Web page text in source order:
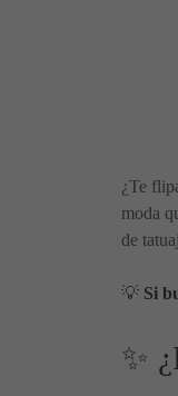
¿Te
moda
de
💡 Si
✨